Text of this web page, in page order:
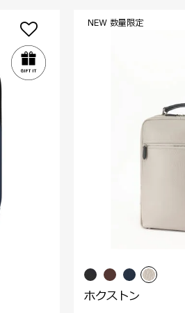
NEW 数量限定
ホクストン